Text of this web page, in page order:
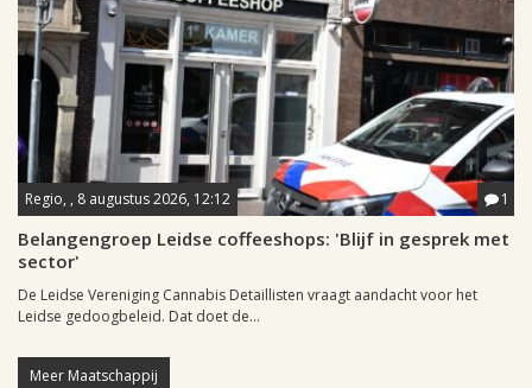
Regio, , 8 augustus 2026, 12:12 1
Belangengroep Leidse coffeeshops: 'Blijf in gesprek met
sector'
De Leidse Vereniging Cannabis Detaillisten vraagt aandacht voor het
Leidse gedoogbeleid. Dat doet de...
Meer Maatschappij